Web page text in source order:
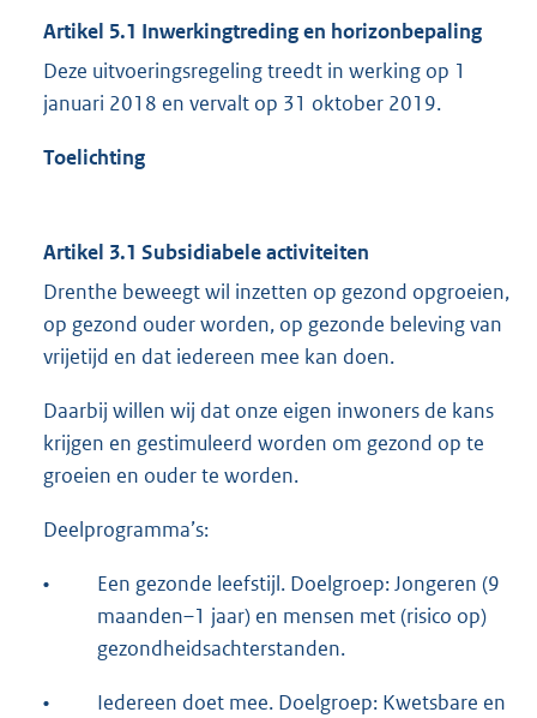
Artikel 5.1 Inwerkingtreding en horizonbepaling
Deze uitvoeringsregeling treedt in werking op 1
januari 2018 en vervalt op 31 oktober 2019.
Toelichting
Artikel 3.1 Subsidiabele activiteiten
Drenthe beweegt wil inzetten op gezond opgroeien,
op gezond ouder worden, op gezonde beleving van
vrijetijd en dat iedereen mee kan doen.
Daarbij willen wij dat onze eigen inwoners de kans
krijgen en gestimuleerd worden om gezond op te
groeien en ouder te worden.
Deelprogramma’s:
•
Een gezonde leefstijl. Doelgroep: Jongeren (9
maanden–1 jaar) en mensen met (risico op)
gezondheidsachterstanden.
•
Iedereen doet mee. Doelgroep: Kwetsbare en